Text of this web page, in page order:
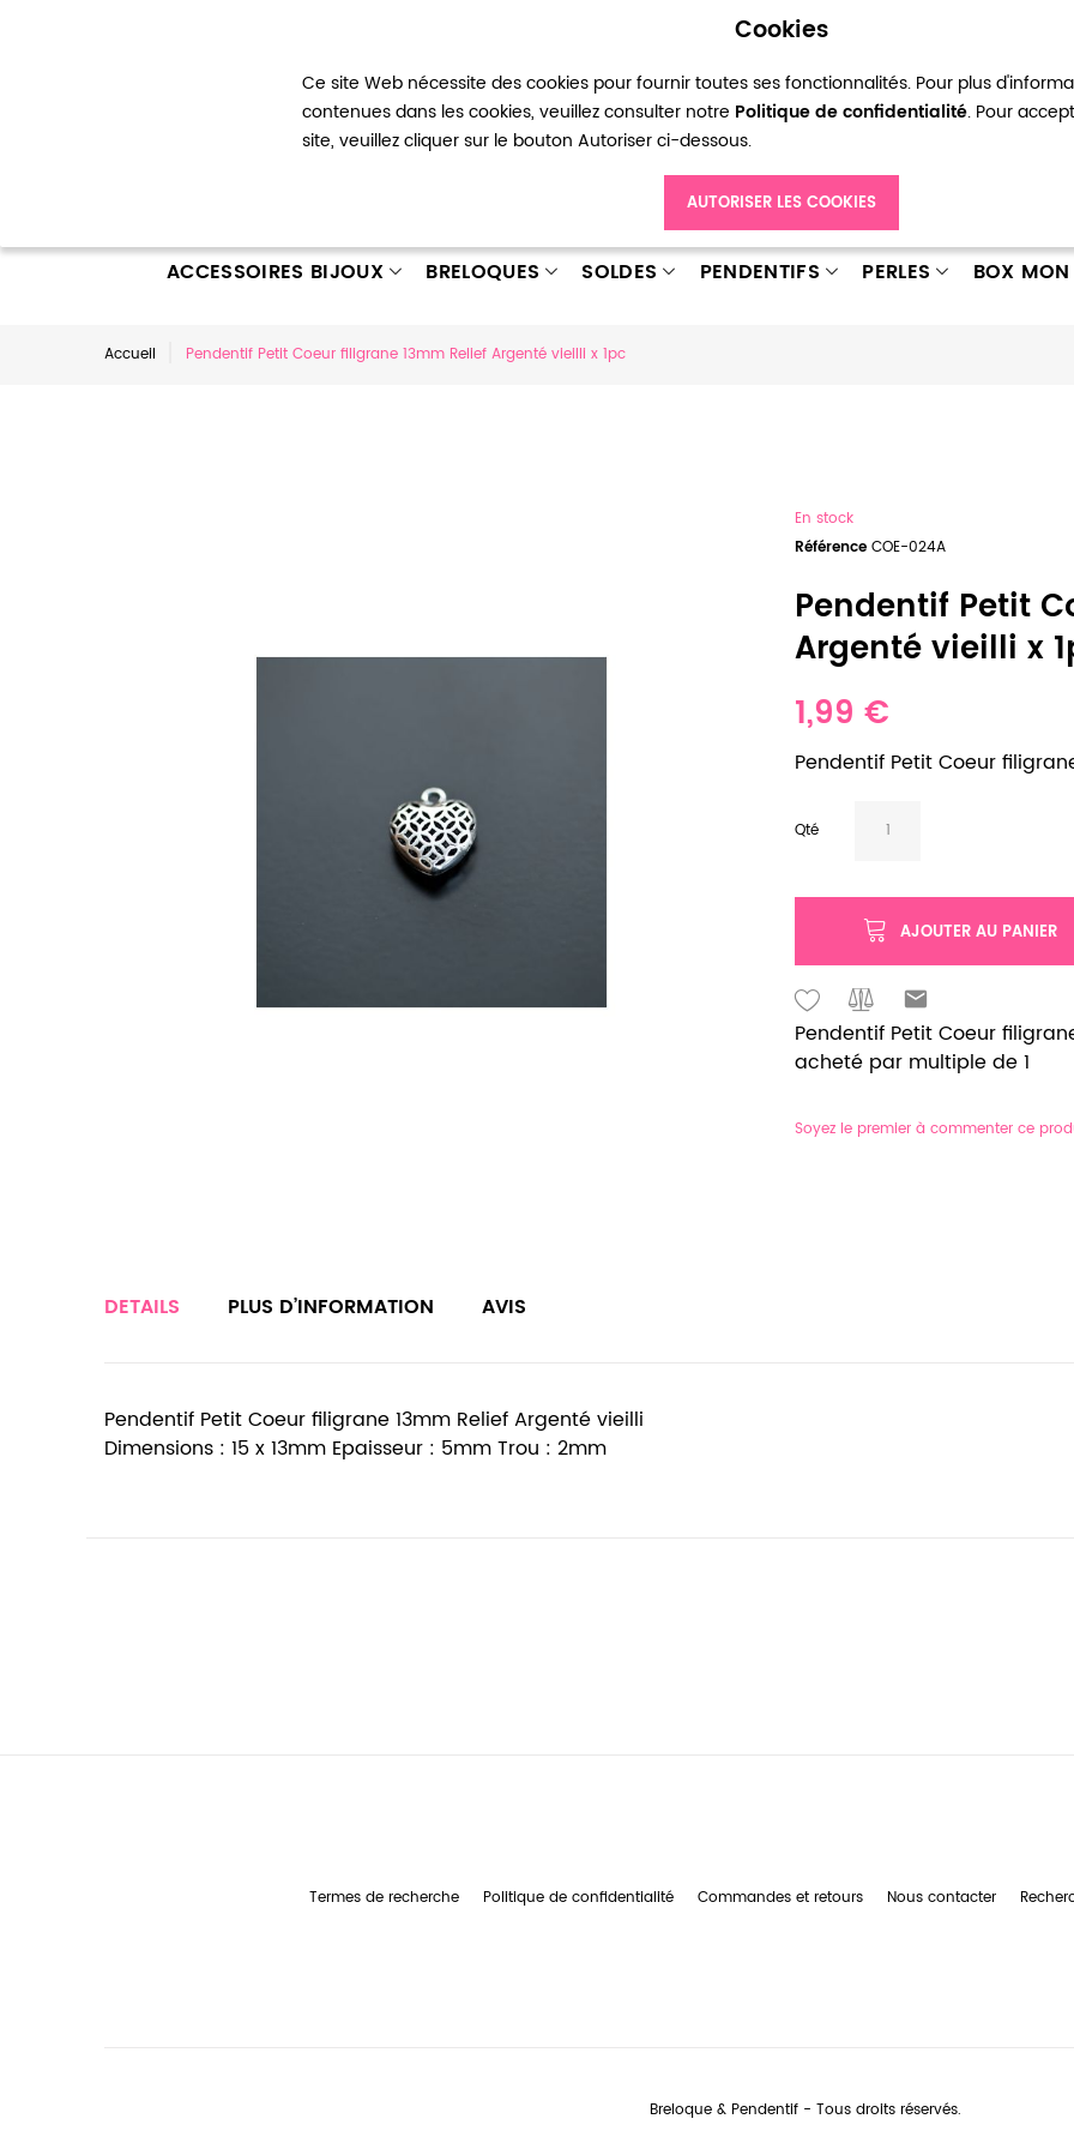
Cookies
Ce site Web nécessite des cookies pour fournir toutes ses fonctionnalités. Pour plus
contenues dans les cookies, veuillez consulter notre Politique de confidentialité. Pour
site, veuillez cliquer sur le bouton Autoriser ci-dessous.
AUTORISER LES COOKIES
Mon compte Ma liste d’envies Connexion
ACCESSOIRES BIJOUX BRELOQUES SOLDES PENDENTIFS PERLES BOX
Accueil Pendentif Petit Coeur filigrane 13mm Relief Argenté vieilli x 1pc
En stock
Référence COE-024A
Pendentif Petit
Argenté vieilli x
1,99 €
Pendentif Petit Coeur
Qté
AJOUTER AU PANIER
Pendentif Petit Coeur
acheté par multiple de 1
Soyez le premier à commenter ce
DETAILS
Pendentif Petit Coeur filigrane 13mm Relief Argenté vieilli
Dimensions : 15 x 13mm Epaisseur : 5mm Trou : 2mm
PLUS D’INFORMATION AVIS
Termes de recherche Politique de confidentialité Commandes et retours Nous contacter
Breloque & Pendentif - Tous droits réservés.